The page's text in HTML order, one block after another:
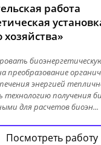
работа
преобразование
энергией
технологию получения
для расчетов биоэн...
Посмотреть работу